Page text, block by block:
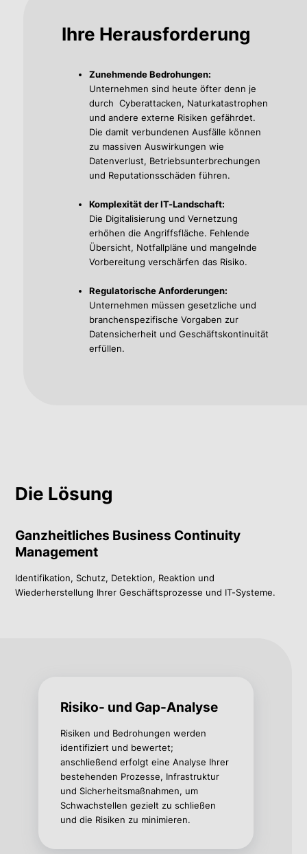
Ihre Herausforderung
Zunehmende Bedrohungen:
Unternehmen sind heute öfter denn je
durch Cyberattacken, Naturkatastrophen
und andere externe Risiken gefährdet.
Die damit verbundenen Ausfälle können
zu massiven Auswirkungen wie
Datenverlust, Betriebsunterbrechungen
und Reputationsschäden führen.
Komplexität der IT-Landschaft:
Die Digitalisierung und Vernetzung
erhöhen die Angriffsfläche. Fehlende
Übersicht, Notfallpläne und mangelnde
Vorbereitung verschärfen das Risiko.
Regulatorische Anforderungen:
Unternehmen müssen gesetzliche und
branchenspezifische Vorgaben zur
Datensicherheit und Geschäftskontinuität
erfüllen.
Die Lösung
Ganzheitliches Business Continuity
Management
Identifikation, Schutz, Detektion, Reaktion und
Wiederherstellung Ihrer Geschäftsprozesse und IT-Systeme.
Risiko- und Gap-Analyse
Risiken und Bedrohungen werden
identifiziert und bewertet;
anschließend erfolgt eine Analyse Ihrer
bestehenden Prozesse, Infrastruktur
und Sicherheitsmaßnahmen, um
Schwachstellen gezielt zu schließen
und die Risiken zu minimieren.